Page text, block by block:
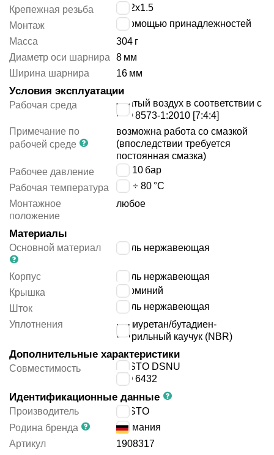
Крепежная резьба
M22x1.5
Монтаж
с помощью принадлежностей
Масса
304 г
Диаметр оси шарнира
8 мм
Ширина шарнира
16 мм
Условия эксплуатации
Рабочая среда
сжатый воздух в соответствии с
ISO 8573-1:2010 [7:4:4]
Примечание по
рабочей среде
возможна работа со смазкой
(впоследствии требуется
постоянная смазка)
Рабочее давление
1 ÷ 10 бар
Рабочая температура
-20 ÷ 80 °C
Монтажное
положение
любое
Материалы
Основной материал сталь нержавеющая
Корпус
сталь нержавеющая
Крышка
алюминий
Шток
сталь нержавеющая
Уплотнения
полиуретан/бутадиен-
нитрильный каучук (NBR)
Дополнительные характеристики
Совместимость
FESTO DSNU
ISO 6432
Идентификационные данные
Производитель
FESTO
Родина бренда
Германия
Артикул
1908317